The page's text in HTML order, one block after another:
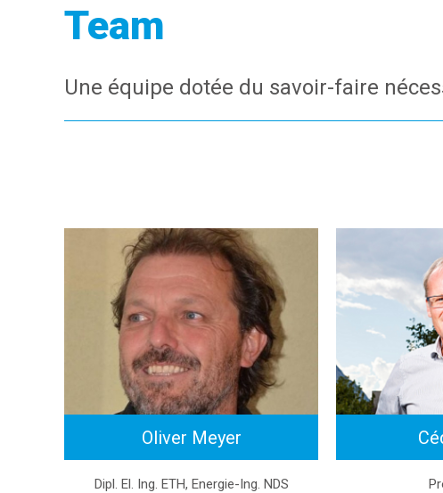
Team
Une équipe dotée du savoir-faire
Oliver Meyer
Dipl. El. Ing. ETH, Energie-Ing. NDS